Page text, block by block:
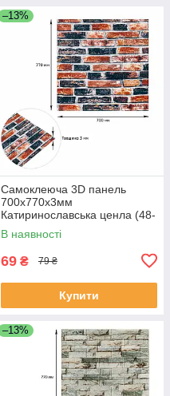
–13%
Самоклеюча 3D панель
700х770х3мм
Катиринославська ценла (48-
3) SW-00001165
В наявності
69 ₴ 79 ₴
Купити
–13%